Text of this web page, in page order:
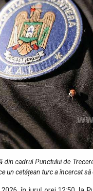
din cadrul Punctului de
un cetățean turc a încercat